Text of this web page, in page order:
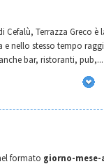
Terrazza Greco
nello stesso tempo
bar, ristoranti, pub,...
formato giorno-mese-